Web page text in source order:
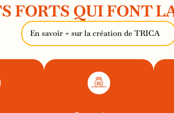
FORTS QUI FONT
En savoir + sur la création de TRICA